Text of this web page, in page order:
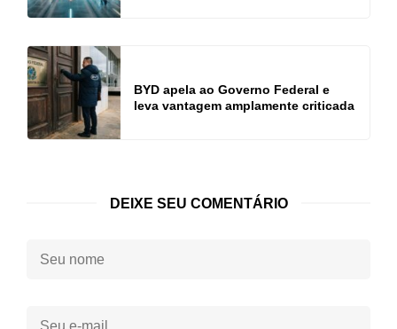
BYD apela ao Governo Federal e
leva vantagem amplamente criticada
DEIXE SEU COMENTÁRIO
Seu
nome:
Seu